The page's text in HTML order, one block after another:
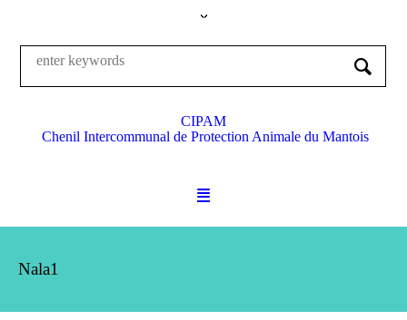
CIPAM
Chenil Intercommunal de Protection Animale du Mantois
Nala1